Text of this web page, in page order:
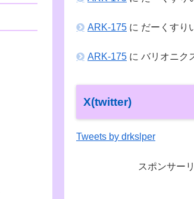
ARK-175 に だーくすり
ARK-175 に バリオニク
X(twitter)
Tweets by drkslper
スポンサー